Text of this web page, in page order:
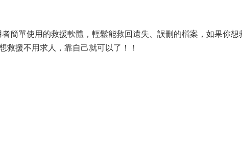
簡單使用的救援軟體，輕鬆能救回遺失、誤刪的檔案，如果你
救援不用求人，靠自己就可以了！！